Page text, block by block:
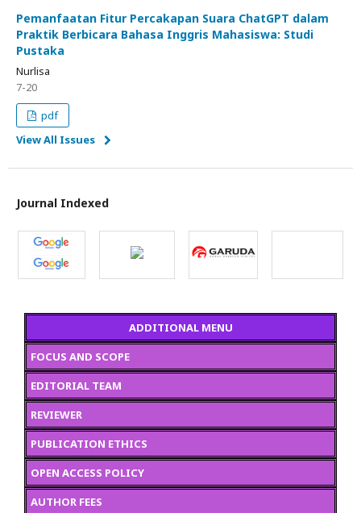
Pemanfaatan Fitur Percakapan Suara ChatGPT dalam
Praktik Berbicara Bahasa Inggris Mahasiswa: Studi
Pustaka
Nurlisa
7-20
pdf
View All Issues
Journal Indexed
ADDITIONAL MENU
FOCUS AND SCOPE
EDITORIAL TEAM
REVIEWER
PUBLICATION ETHICS
OPEN ACCESS POLICY
AUTHOR FEES